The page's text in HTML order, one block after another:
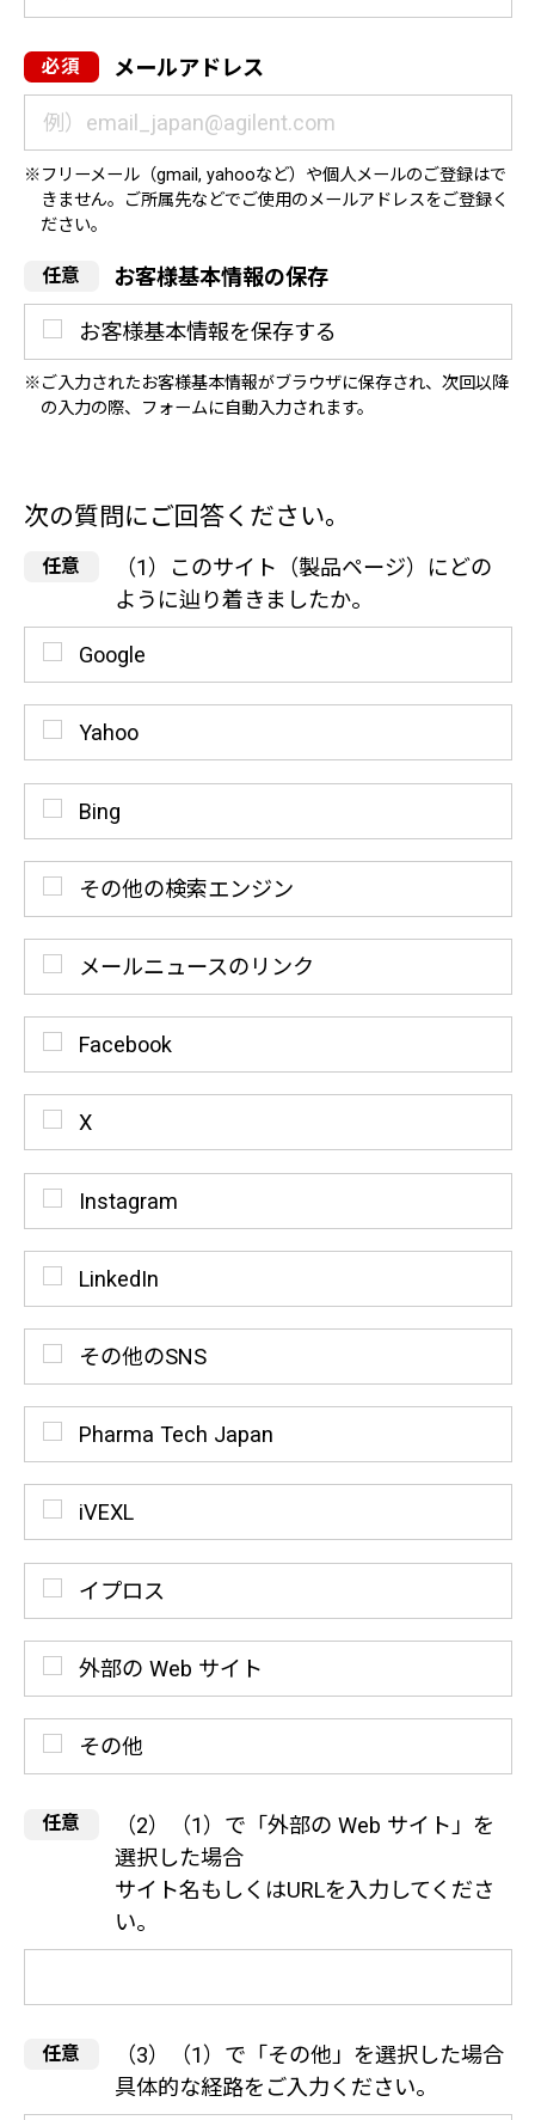
メールアドレス
フリーメール（gmail, yahooなど）や個人メールのご登録はで
きません。ご所属先などでご使用のメールアドレスをご登録く
ださい。
お客様基本情報の保存
お客様基本情報を保存する
ご入力されたお客様基本情報がブラウザに保存され、次回以降
の入力の際、フォームに自動入力されます。
次の質問にご回答ください。
（1）このサイト（製品ページ）にどの
ように辿り着きましたか。
Google
Yahoo
Bing
その他の検索エンジン
メールニュースのリンク
Facebook
X
Instagram
LinkedIn
その他のSNS
Pharma Tech Japan
iVEXL
イプロス
外部の Web サイト
その他
（2）（1）で「外部の Web サイト」を
選択した場合
サイト名もしくはURLを入力してくださ
い。
（3）（1）で「その他」を選択した場合
具体的な経路をご入力ください。